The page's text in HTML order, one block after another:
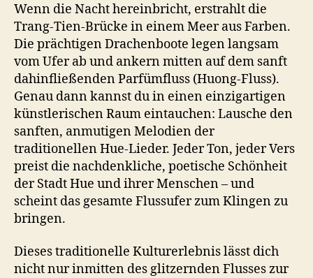
Wenn die Nacht hereinbricht, erstrahlt die
Trang-Tien-Brücke in einem Meer aus Farben.
Die prächtigen Drachenboote legen langsam
vom Ufer ab und ankern mitten auf dem sanft
dahinfließenden Parfümfluss (Huong-Fluss).
Genau dann kannst du in einen einzigartigen
künstlerischen Raum eintauchen: Lausche den
sanften, anmutigen Melodien der
traditionellen Hue-Lieder. Jeder Ton, jeder Vers
preist die nachdenkliche, poetische Schönheit
der Stadt Hue und ihrer Menschen – und
scheint das gesamte Flussufer zum Klingen zu
bringen.
Dieses traditionelle Kulturerlebnis lässt dich
nicht nur inmitten des glitzernden Flusses zur